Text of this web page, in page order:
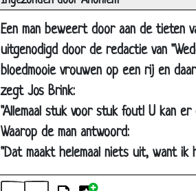
Een man beweert door aan de tieten
uitgenodigd door de redactie van
bloedmooie vrouwen op een rij en
zegt Jos Brink:
"Allemaal stuk voor stuk fout! U kan er
Waarop de man antwoord:
"Dat maakt helemaal niets uit, want ik
19 Jul 2003
Examen FBI
07 Jul 2003
De 6 mannen en 1 vrouw
01 Jul 2003
Slapenloze nacht
07 Jun 2003
Wolken
24 May 2003
18 May 2003
25 jarig huwelijk
18 Apr 2003